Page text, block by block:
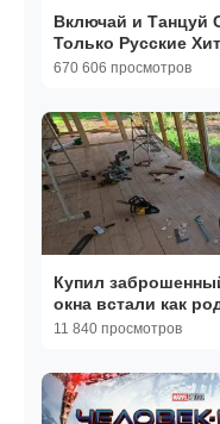
Включай и Танцуй
Только Русские
Хиты 2026
670 606 просмотров
Купил
окна встали как
11 840 просмотров